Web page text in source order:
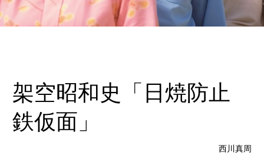
架空昭和史「日焼防止
鉄仮面」
西川真周